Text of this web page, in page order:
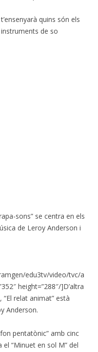
t’ensenyarà quins són els
de so
sons” se centra en els
de Leroy Anderson i
edu3tv/video/tvc/a
height=”288″/]D’altra
relat animat” està
Anderson.
pentatònic” amb cinc
“Minuet en sol M” del